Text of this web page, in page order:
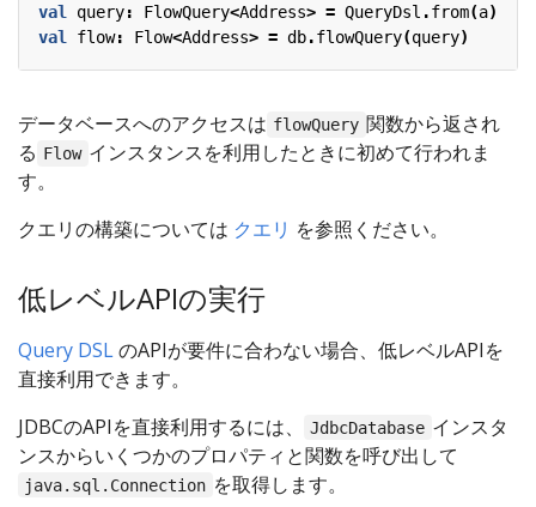
val
query: FlowQuery<Address> = QueryDsl .from(a)
val
flow: Flow<Address> = db.flowQuery(query)
データベースへのアクセスは flowQuery 関数から返され
る Flow インスタンスを利用したときに初めて行われま
す。
クエリの構築については クエリ を参照ください。
低レベルAPIの実行
Query DSLのAPIが要件に合わない場合、低レベルAPIを
直接利用できます。
JDBCのAPIを直接利用するには、
JdbcDatabase インスタ
ンスからいくつかのプロパティと関数を呼び出して
java.sql.Connection を取得します。